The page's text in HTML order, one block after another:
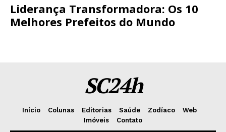
Liderança Transformadora: Os 10
Melhores Prefeitos do Mundo
SC24h
Início Colunas Editorias Saúde Zodíaco
Web
Imóveis
Contato